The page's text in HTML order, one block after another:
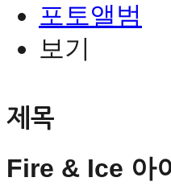
포토앨범
보기
제목
Fire & Ice 아